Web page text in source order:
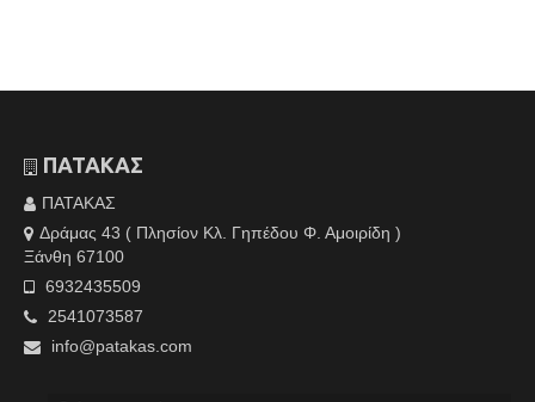
ΠΑΤΑΚΑΣ
ΠΑΤΑΚΑΣ
Δράμας 43 ( Πλησίον Κλ. Γηπέδου Φ. Αμοιρίδη )
Ξάνθη 67100
6932435509
2541073587
info@patakas.com